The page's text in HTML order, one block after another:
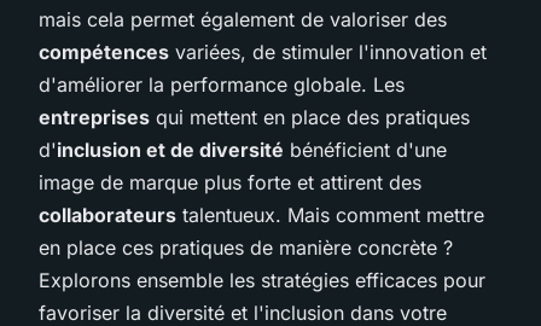
mais cela permet également de valoriser des
compétences variées, de stimuler l'innovation et
d'améliorer la performance globale. Les
entreprises qui mettent en place des pratiques
d'inclusion et de diversité bénéficient d'une
image de marque plus forte et attirent des
collaborateurs talentueux. Mais comment mettre
en place ces pratiques de manière concrète ?
Explorons ensemble les stratégies efficaces pour
favoriser la diversité et l'inclusion dans votre